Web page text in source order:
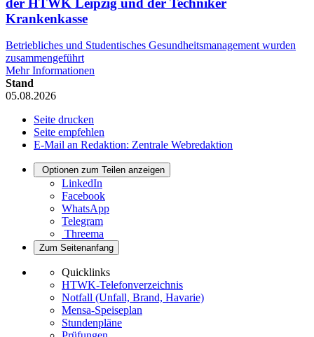
Krankenkasse
Betriebliches und Studentisches Gesundheitsmanagement wurden
zusammengeführt
Mehr Informationen
Stand
05.08.2026
Seite drucken
Seite empfehlen
E-Mail an Redaktion: Zentrale Webredaktion
Optionen zum Teilen anzeigen
LinkedIn
Facebook
WhatsApp
Telegram
Threema
Zum Seitenanfang
Quicklinks
HTWK-Telefonverzeichnis
Notfall (Unfall, Brand, Havarie)
Mensa-Speiseplan
Stundenpläne